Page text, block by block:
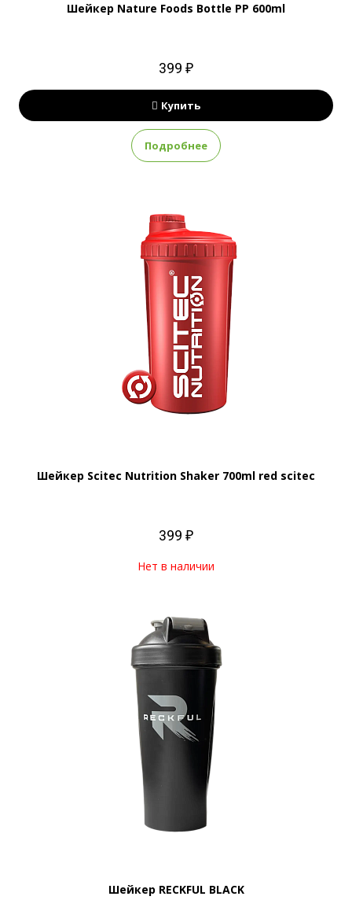
Шейкер Nature Foods Bottle PP 600ml
399 ₽
Купить
Подробнее
Шейкер Scitec Nutrition Shaker 700ml red scitec
399 ₽
Нет в наличии
Шейкер RECKFUL BLACK